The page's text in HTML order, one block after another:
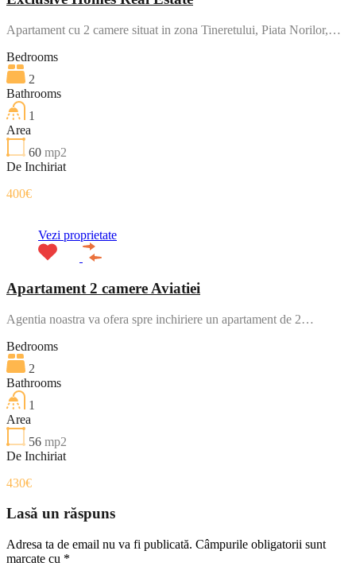
Apartament cu 2 camere situat in zona Tineretului, Piata Norilor,…
Bedrooms
2
Bathrooms
1
Area
60 mp2
De Inchiriat
400€
Vezi proprietate
Apartament 2 camere Aviatiei
Agentia noastra va ofera spre inchiriere un apartament de 2…
Bedrooms
2
Bathrooms
1
Area
56 mp2
De Inchiriat
430€
Lasă un răspuns
Adresa ta de email nu va fi publicată. Câmpurile obligatorii sunt
marcate cu *